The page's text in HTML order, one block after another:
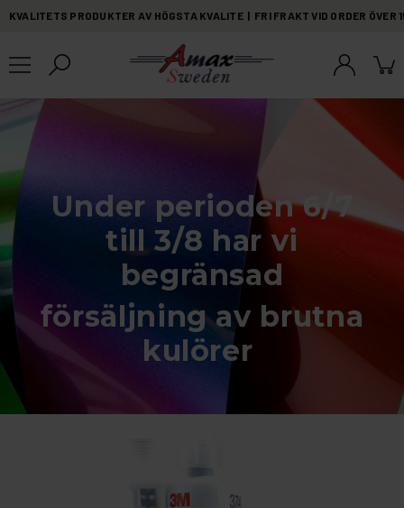
KVALITETS PRODUKTER AV HÖGSTA KVALITE | FRI FRAKT VID ORDER
Under perioden 6/7
till 3/8 har vi
begränsad
försäljning av brutna
kulörer
Vid frågor mejla eller ring
till oss.